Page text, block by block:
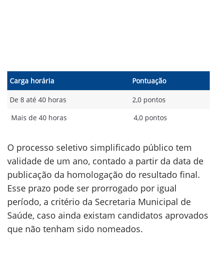
Carga horária Pontuação
De 8 até 40 horas
2,0 pontos
Mais de 40 horas
4,0 pontos
O processo seletivo simplificado público tem
validade de um ano, contado a partir da data de
publicação da homologação do resultado final.
Esse prazo pode ser prorrogado por igual
período, a critério da Secretaria Municipal de
Saúde, caso ainda existam candidatos aprovados
que não tenham sido nomeados.